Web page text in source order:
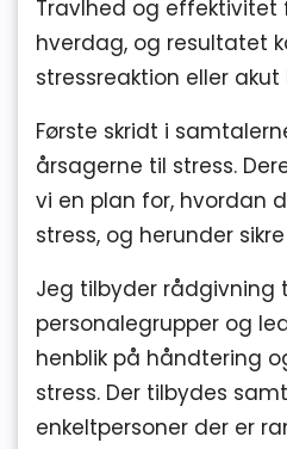
Travlhed og effektivitet
hverdag, og resultatet
stressreaktion eller
Første skridt i
årsagerne til stress.
vi en plan for, hvordan
stress, og herunder
Jeg tilbyder rådgivning
personalegrupper og
henblik på håndtering
stress. Der tilbydes
enkeltpersoner der er